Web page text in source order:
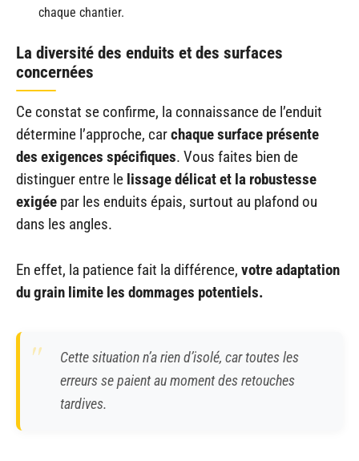
chaque chantier.
La diversité des enduits et des surfaces
concernées
Ce constat se confirme, la connaissance de l’enduit
détermine l’approche, carchaque surface présente
des exigences spécifiques. Vous faites bien de
distinguer entre le lissage délicat et la robustesse
exigée par les enduits épais, surtout au plafond ou
dans les angles.
En effet, la patience fait la différence, votre adaptation
du grain limite les dommages potentiels.
Cette situation n’a rien d’isolé, car toutes les
erreurs se paient au moment des retouches
tardives.